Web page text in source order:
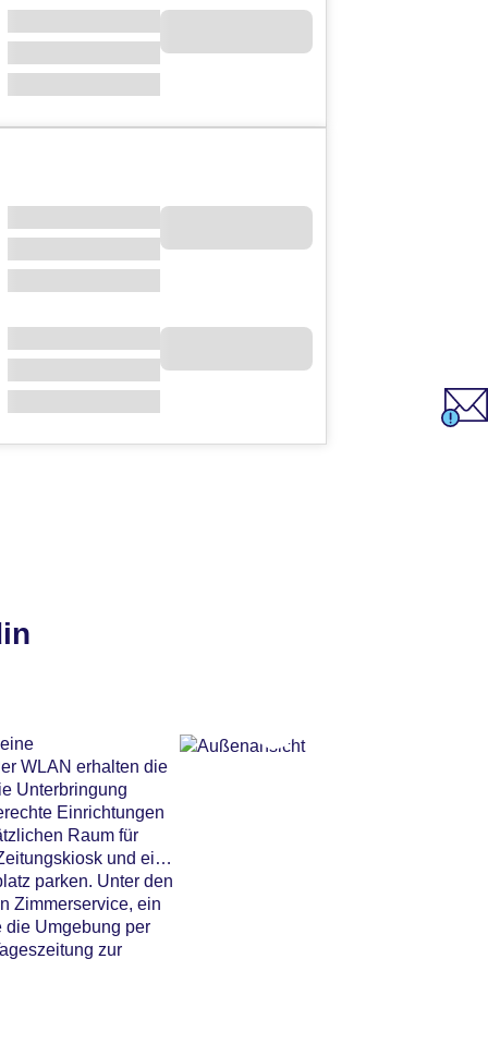
WLAN erhalten die
Unterbringung
Einrichtungen
Raum für
und ein
parken. Unter den
Zimmerservice, ein
die Umgebung per
zur